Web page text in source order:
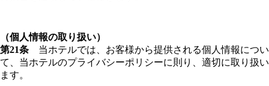
（個人情報の取り扱い）
第21条 当ホテルでは、お客様から提供される個人情報につい
て、当ホテルのプライバシーポリシーに則り、適切に取り扱い
ます。